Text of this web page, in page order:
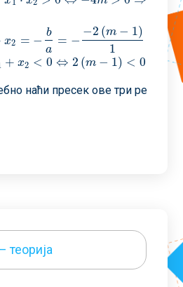
теорија
1 2
x2 = −
b
a
= −
−2 (m − 1)
1
(
+ x2 < 0 ⇔ 2 (m − 1) < 0 m
наћи пресек ове три решења: